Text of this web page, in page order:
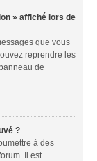
» affiché lors de
que vous
reprendre les
de
?
à des
Il est